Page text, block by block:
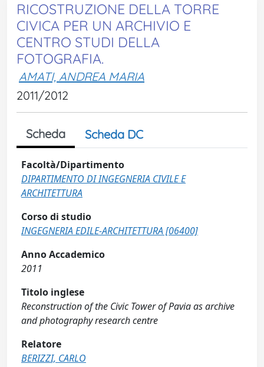
RICOSTRUZIONE DELLA TORRE
CIVICA PER UN ARCHIVIO E
CENTRO STUDI DELLA
FOTOGRAFIA.
AMATI, ANDREA MARIA
2011/2012
Scheda Scheda DC
Facoltà/Dipartimento
DIPARTIMENTO DI INGEGNERIA CIVILE E
ARCHITETTURA
Corso di studio
INGEGNERIA EDILE-ARCHITETTURA [06400]
Anno Accademico
2011
Titolo inglese
Reconstruction of the Civic Tower of Pavia as archive
and photography research centre
Relatore
BERIZZI, CARLO